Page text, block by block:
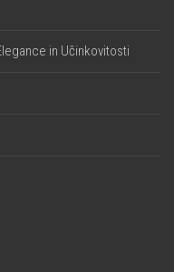
in Učinkovitosti